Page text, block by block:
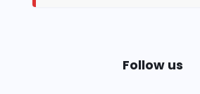
Follow us